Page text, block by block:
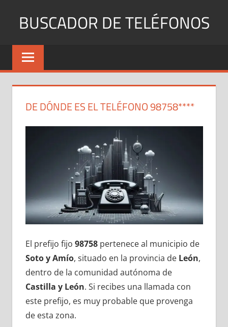
BUSCADOR DE TELÉFONOS
Identifica
Números
y
DE DÓNDE ES EL TELÉFONO 98758****
El prefijo fijo 98758pertenece al municipio dе
Soto у Amío, situado en la provincia dе León,
dentro dе la comunidad autónoma dе
Castilla у León. Si recibes una llamada сοn
еstе prefijo, es muy probable quе provenga
dе esta zona.